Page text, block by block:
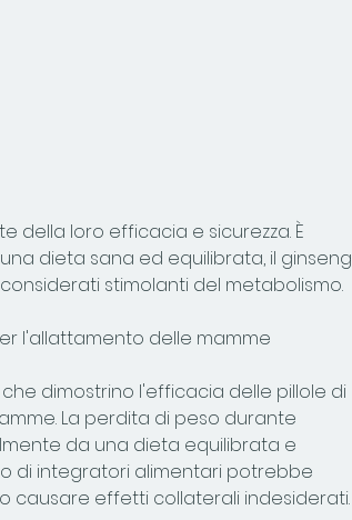
dieta sana ed equilibrata, il ginseng
stimolanti del metabolismo.
l'allattamento delle mamme
dimostrino l'efficacia delle pillole di
La perdita di peso durante
da una dieta equilibrata e
di integratori alimentari potrebbe
causare effetti collaterali indesiderati.